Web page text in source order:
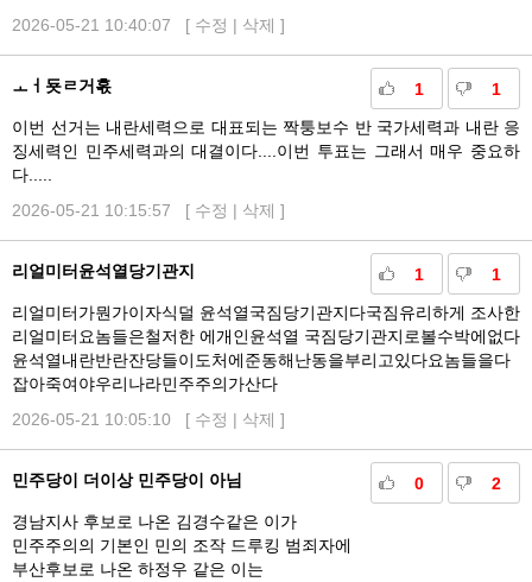
2026-05-21 10:40:07 [ 수정 | 삭제 ]
1 1
ㅗㅓ둇ㄹ거혻
이번 선거는 내란세력으로 대표되는 짝퉁보수 반 국가세력과 내란 응
징세력인 민주세력과의 대결이다....이번 투표는 그래서 매우 중요하
다.....
2026-05-21 10:15:57 [ 수정 | 삭제 ]
1 1
리얼미터윤석열당기관지
리얼미터가뭔가이자식덜 윤석열국짐당기관지다국짐유리하게 조사한
리얼미터요놈들은철저한 에개인윤석열 국짐당기관지로볼수박에없다
윤석열내란반란잔당들이도처에준동해난동을부리고있다요놈들을다
잡아죽여야우리나라민주주의가산다
2026-05-21 10:05:10 [ 수정 | 삭제 ]
0 2
민주당이 더이상 민주당이 아님
경남지사 후보로 나온 김경수같은 이가
민주주의의 기본인 민의 조작 드루킹 범죄자에
부산후보로 나온 하정우 같은 이는